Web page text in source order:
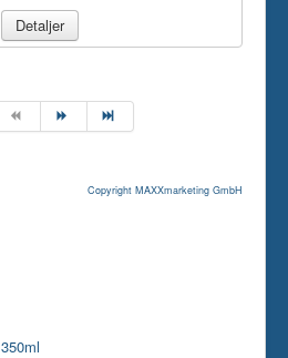
Detaljer
Copyright MAXXmarketing GmbH